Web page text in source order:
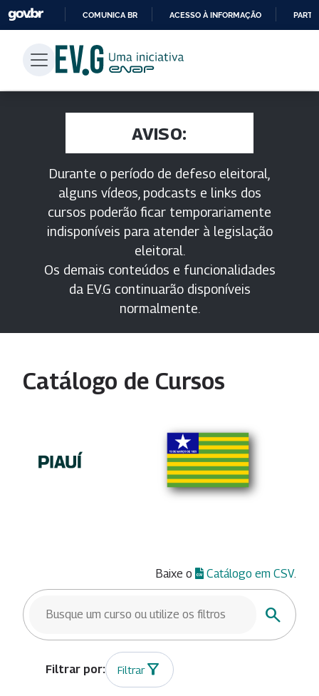
PARA
CONTEÚDO
COMUNICA BR ACESSO À INFORMAÇÃO
AVISO:
Durante o período de defeso eleitoral,
alguns vídeos, podcasts e links dos
cursos poderão ficar temporariamente
indisponíveis para atender à legislação
eleitoral.
Os demais conteúdos e funcionalidades
da EV.G continuarão disponíveis
normalmente.
Catálogo de Cursos
Baixe o Catálogo em CSV.
BUSCAR CURSOS
Buscar
Filtrar